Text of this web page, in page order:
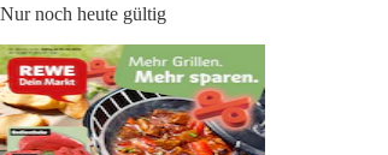
Nur noch heute gültig